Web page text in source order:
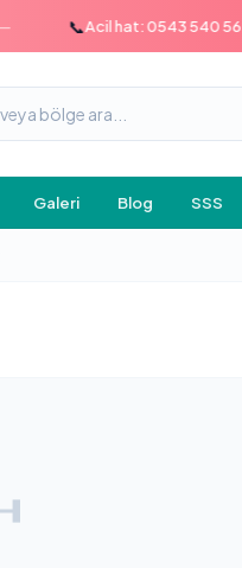
Acil hat: 0543 540 56 38—
Galeri Blog SSS